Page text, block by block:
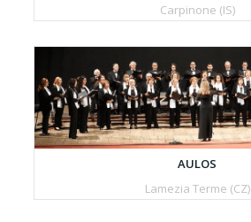
Carpinone (IS)
AULOS
Lamezia Terme (CZ)